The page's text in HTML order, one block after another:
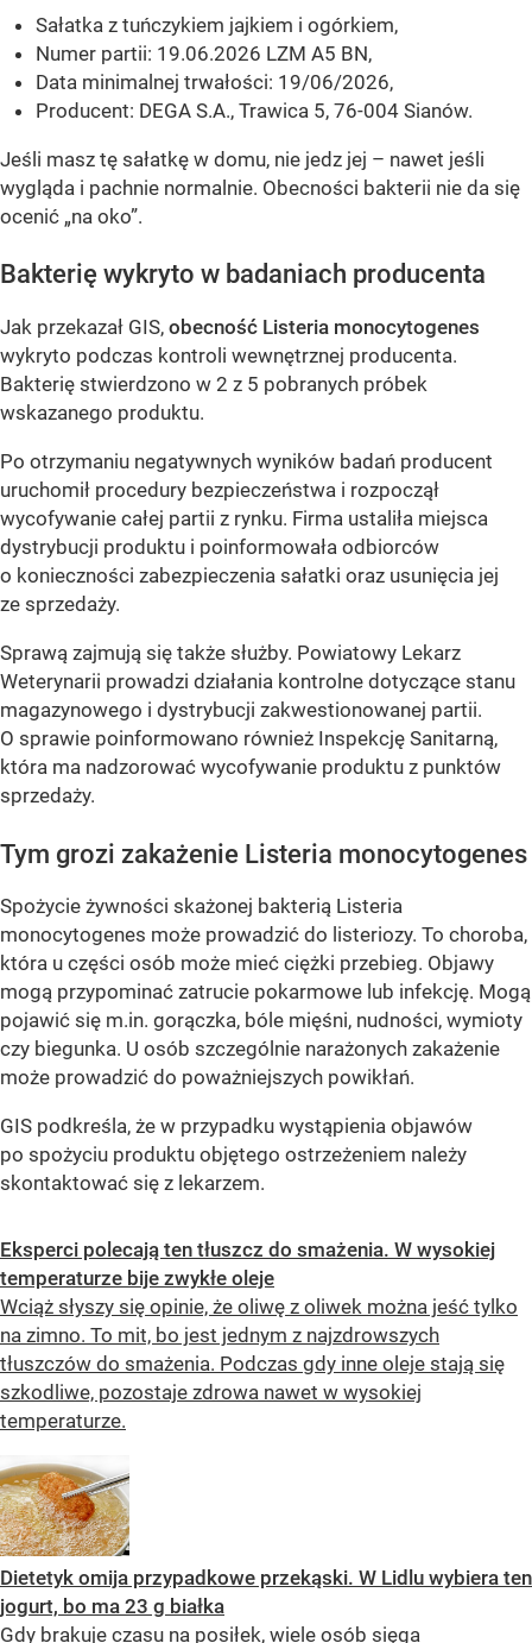
Sałatka z tuńczykiem jajkiem i ogórkiem,
Numer partii: 19.06.2026 LZM A5 BN,
Data minimalnej trwałości: 19/06/2026,
Producent: DEGA S.A., Trawica 5, 76-004 Sianów.
Jeśli masz tę sałatkę w domu, nie jedz jej – nawet jeśli
wygląda i pachnie normalnie. Obecności bakterii nie da się
ocenić „na oko”.
Bakterię wykryto w badaniach producenta
Jak przekazał GIS, obecność Listeria monocytogenes
wykryto podczas kontroli wewnętrznej producenta.
Bakterię stwierdzono w 2 z 5 pobranych próbek
wskazanego produktu.
Po otrzymaniu negatywnych wyników badań producent
uruchomił procedury bezpieczeństwa i rozpoczął
wycofywanie całej partii z rynku. Firma ustaliła miejsca
dystrybucji produktu i poinformowała odbiorców
o konieczności zabezpieczenia sałatki oraz usunięcia jej
ze sprzedaży.
Sprawą zajmują się także służby. Powiatowy Lekarz
Weterynarii prowadzi działania kontrolne dotyczące stanu
magazynowego i dystrybucji zakwestionowanej partii.
O sprawie poinformowano również Inspekcję Sanitarną,
która ma nadzorować wycofywanie produktu z punktów
sprzedaży.
Tym grozi zakażenie Listeria monocytogenes
Spożycie żywności skażonej bakterią Listeria
monocytogenes może prowadzić do listeriozy. To choroba,
która u części osób może mieć ciężki przebieg. Objawy
mogą przypominać zatrucie pokarmowe lub infekcję. Mogą
pojawić się m.in. gorączka, bóle mięśni, nudności, wymioty
czy biegunka. U osób szczególnie narażonych zakażenie
może prowadzić do poważniejszych powikłań.
GIS podkreśla, że w przypadku wystąpienia objawów
po spożyciu produktu objętego ostrzeżeniem należy
skontaktować się z lekarzem.
Eksperci polecają ten tłuszcz do smażenia. W wysokiej
temperaturze bije zwykłe oleje
Wciąż słyszy się opinie, że oliwę z oliwek można jeść tylko
na zimno. To mit, bo jest jednym z najzdrowszych
tłuszczów do smażenia. Podczas gdy inne oleje stają się
szkodliwe, pozostaje zdrowa nawet w wysokiej
temperaturze.
Dietetyk omija przypadkowe przekąski. W Lidlu wybiera ten
jogurt, bo ma 23 g białka
Gdy brakuje czasu na posiłek, wiele osób sięga